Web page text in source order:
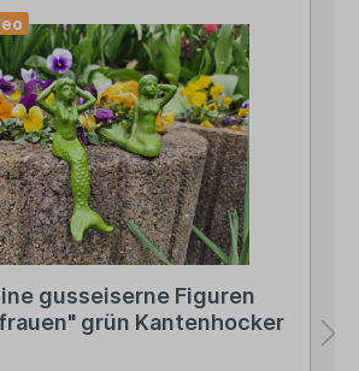
Gartenzaun zu gestalten. Du
Zaunhocker direkt unter
unter "Ähnliche Artikel".
Hersteller:
& Garden, Handelshof 2, 28816
Kontakt: www.posiwio.de
Bei
Anwendung keine Risiken bekannt
gusseiserne Figuren
grün Kantenhocker